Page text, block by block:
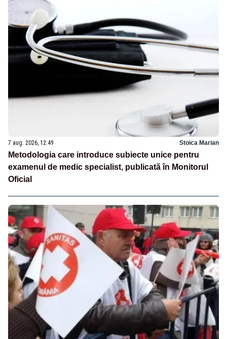
7 aug. 2026, 12:49 Stoica Marian
Metodologia care introduce subiecte unice pentru
examenul de medic specialist, publicată în Monitorul
Oficial